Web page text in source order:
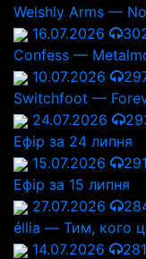
Welshly Arms —
16.07.2026
Confess —
10.07.2026
Switchfoot —
24.07.2026
Ефір за 24 липня
15.07.2026
291
Ефір за 15 липня
27.07.2026
éllia — Тим, кого
14.07.2026
281